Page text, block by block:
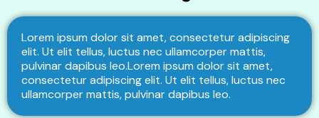
Lorem ipsum dolor sit amet, consectetur adipiscing
elit. Ut elit tellus, luctus nec ullamcorper mattis,
pulvinar dapibus leo.Lorem ipsum dolor sit amet,
consectetur adipiscing elit. Ut elit tellus, luctus nec
ullamcorper mattis, pulvinar dapibus leo.